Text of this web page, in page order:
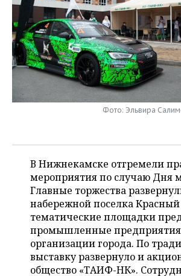
ТАТАРСТАНА
ИНВЕСТИЦИИ
НЕФТЕХИМИЯ
НЕФТЬ
НОВОСТИ БИЗНЕСА
РОЗНИЧНАЯ ТОРГОВЛЯ
ТРАНСПОРТ
УСЛУГИ
ТЕХНОЛОГИИ
НОВОСТИ ТЕХНОЛОГИЙ
IT
МЕДИА
МЕРОПРИЯТИЯ
НОВОСТИ МЕРОПРИЯТИЙ
ВЫЕЗДНАЯ РЕДАКЦИЯ
ОТКРЫТАЯ ЛЕКЦИЯ
СПОРТ
НОВОСТИ СПОРТА
БАСКЕТБОЛ
ВОЛЕЙБОЛ
КИБЕРСПОРТ
ФИГУРНОЕ КАТАНИЕ
ОБЩЕСТВО
ИНФРАСТРУКТУРА
ИСТОРИЯ
КУЛЬТУРА
МЕДИЦИНА
СПРАВОЧНИК
СПИСОК ПЕРСОН
СПИСОК КОМПАНИЙ
ПОЛНАЯ ВЕРСИЯ
Фото: Эльвира
В Нижнекамске отгремели
мероприятия по случаю Дня
Главные торжества
набережной поселка
тематические площадки
промышленные
организации города. По
выставку развернуло и
общество «ТАИФ-НК».